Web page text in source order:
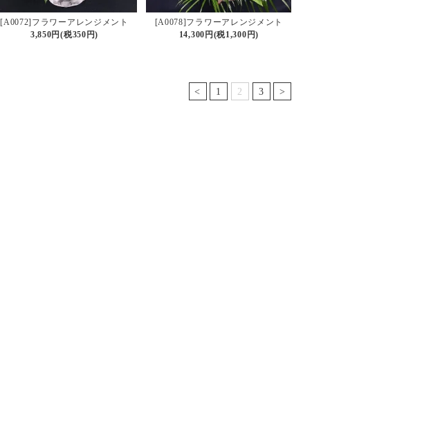
[A0072]フラワーアレンジメント
3,850円(税350円)
[A0078]フラワーアレンジメント
14,300円(税1,300円)
< 1 2 3 >